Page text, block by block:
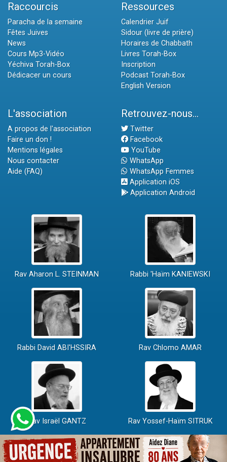
Raccourcis
Paracha de la semaine
Fêtes Juives
News
Cours Mp3-Vidéo
Yéchiva Torah-Box
Dédicacer un cours
Ressources
Calendrier Juif
Sidour (livre de prière)
Horaires de Chabbath
Livres Torah-Box
Inscription
Podcast Torah-Box
English Version
L'association
A propos de l'association
Faire un don !
Mentions légales
Nous contacter
Aide (FAQ)
Retrouvez-nous...
Twitter
Facebook
YouTube
WhatsApp
WhatsApp Femmes
Application iOS
Application Android
Rav Aharon L. STEINMAN Rabbi 'Haïm KANIEWSKI
Rabbi David ABI'HSSIRA Rav Chlomo AMAR
Rav Israël GANTZ Rav Yossef-Haïm SITRUK